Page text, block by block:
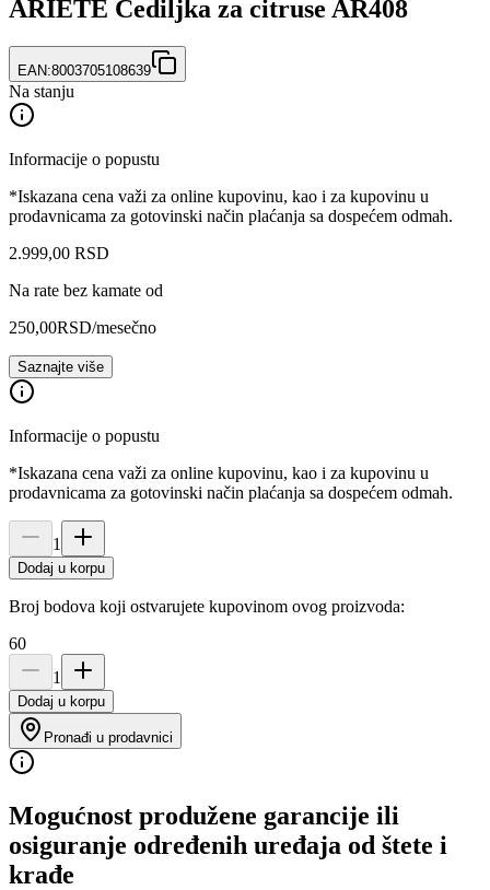
ARIETE Cediljka za citruse AR408
EAN:8003705108639
Na stanju
Informacije o popustu
*Iskazana cena važi za online kupovinu, kao i za kupovinu u
prodavnicama za gotovinski način plaćanja sa dospećem odmah.
2.999,00 RSD
Na rate bez kamate od
250,00RSD/mesečno
Saznajte više
Informacije o popustu
*Iskazana cena važi za online kupovinu, kao i za kupovinu u
prodavnicama za gotovinski način plaćanja sa dospećem odmah.
1
Dodaj u korpu
Broj bodova koji ostvarujete kupovinom ovog proizvoda:
60
1
Dodaj u korpu
Pronađi u prodavnici
Mogućnost produžene garancije ili
osiguranje određenih uređaja od štete i
krađe